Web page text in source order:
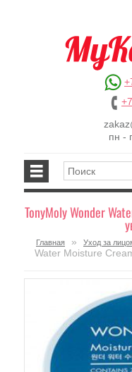
пн -
TonyMoly Wonder
Главная » Уход за
Water Moisture